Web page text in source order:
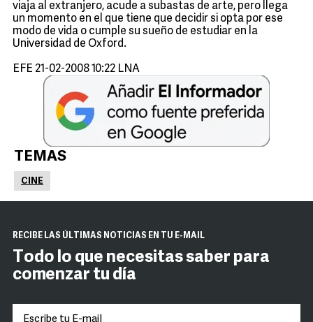
viaja al extranjero, acude a subastas de arte, pero llega
un momento en el que tiene que decidir si opta por ese
modo de vida o cumple su sueño de estudiar en la
Universidad de Oxford.
EFE 21-02-2008 10:22 LNA
TEMAS
CINE
RECIBE LAS ÚLTIMAS NOTICIAS EN TU E-MAIL
Todo lo que necesitas saber para
comenzar tu día